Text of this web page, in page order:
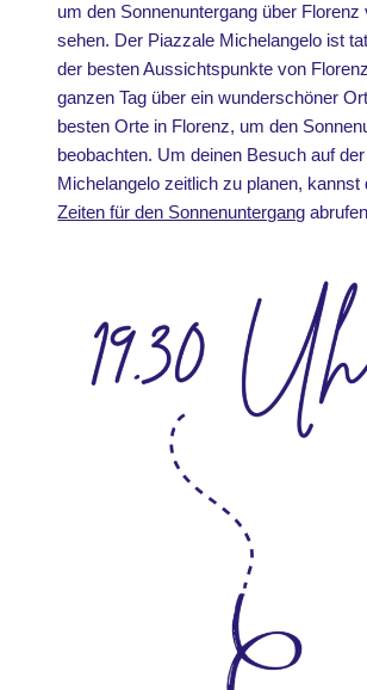
um den Sonnenuntergang über Florenz
sehen. Der Piazzale Michelangelo ist
der besten Aussichtspunkte von
ganzen Tag über ein wunderschöner
besten Orte in Florenz, um den
beobachten. Um deinen Besuch auf
Michelangelo zeitlich zu planen, kannst
Zeiten für den Sonnenuntergang